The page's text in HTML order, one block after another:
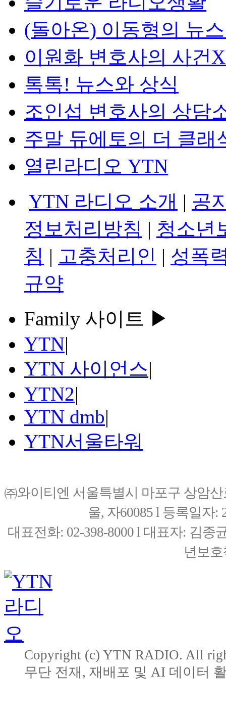
(돌아온) 이동형의 뉴
이원화 변호사의 사건
톡톡! 뉴스와 상식
조인섭 변호사의 상담
주말 듀에토의 더 클래
열린라디오 YTN
YTN 라디오 소개 | 공
정보처리방침 | 청소년
침 | 고충처리인 | 성폭
규약
Family 사이트 ▶
YTN|
YTN 사이언스|
YTN2|
YTN dmb|
YTN서울타워
㈜와이티엔 서울특별시 마포구 상암
울, 자60085 l 등록일자:
대표전화: 02-398-8000 l 대표자: 김종
년보
Copyright (c) YTN RADIO. All
무단 전재, 재배포 및 AI 데이터